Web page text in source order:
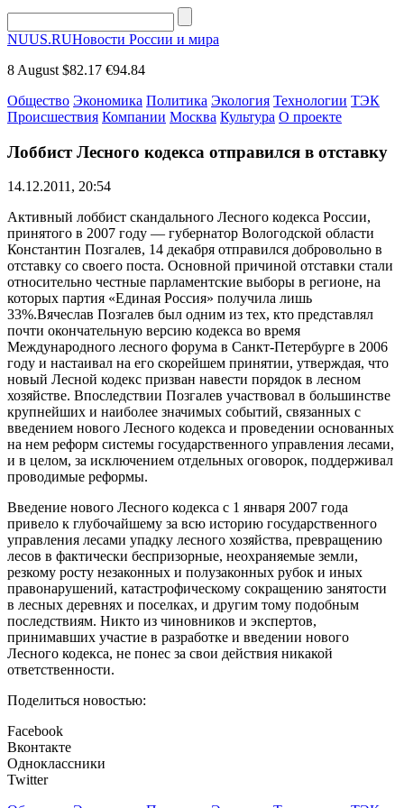
NUUS.RUНовости России и мира
8 August $82.17 €94.84
Общество Экономика Политика Экология Технологии ТЭК
Происшествия Компании Москва Культура О проекте
Лоббист Лесного кодекса отправился в отставку
14.12.2011, 20:54
Активный лоббист скандального Лесного кодекса России,
принятого в 2007 году — губернатор Вологодской области
Константин Позгалев, 14 декабря отправился добровольно в
отставку со своего поста. Основной причиной отставки стали
относительно честные парламентские выборы в регионе, на
которых партия «Единая Россия» получила лишь
33%.Вячеслав Позгалев был одним из тех, кто представлял
почти окончательную версию кодекса во время
Международного лесного форума в Санкт-Петербурге в 2006
году и настаивал на его скорейшем принятии, утверждая, что
новый Лесной кодекс призван навести порядок в лесном
хозяйстве. Впоследствии Позгалев участвовал в большинстве
крупнейших и наиболее значимых событий, связанных с
введением нового Лесного кодекса и проведении основанных
на нем реформ системы государственного управления лесами,
и в целом, за исключением отдельных оговорок, поддерживал
проводимые реформы.
Введение нового Лесного кодекса с 1 января 2007 года
привело к глубочайшему за всю историю государственного
управления лесами упадку лесного хозяйства, превращению
лесов в фактически беспризорные, неохраняемые земли,
резкому росту незаконных и полузаконных рубок и иных
правонарушений, катастрофическому сокращению занятости
в лесных деревнях и поселках, и другим тому подобным
последствиям. Никто из чиновников и экспертов,
принимавших участие в разработке и введении нового
Лесного кодекса, не понес за свои действия никакой
ответственности.
Поделиться новостью:
Facebook
Вконтакте
Одноклассники
Twitter